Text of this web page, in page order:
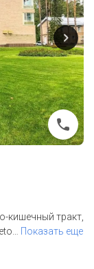
кишечный тракт,
… Показать еще